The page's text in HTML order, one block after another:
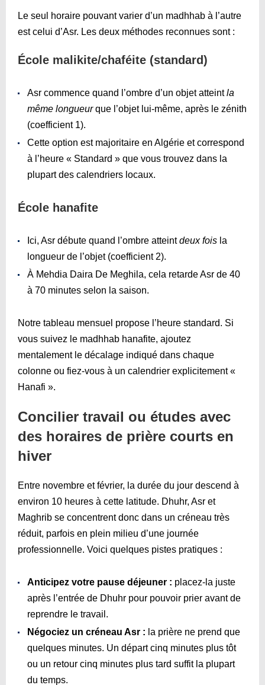
Le seul horaire pouvant varier d’un madhhab à l’autre
est celui d’Asr. Les deux méthodes reconnues sont :
École malikite/chaféite (standard)
Asr commence quand l’ombre d’un objet atteintla
même longueurque l’objet lui-même, après le zénith
(coefficient 1).
Cette option est majoritaire en Algérie et correspond
à l’heure « Standard » que vous trouvez dans la
plupart des calendriers locaux.
École hanafite
Ici, Asr débute quand l’ombre atteintdeux fois la
longueur de l’objet (coefficient 2).
À Mehdia Daira De Meghila, cela retarde Asr de 40
à 70 minutes selon la saison.
Notre tableau mensuel propose l’heure standard. Si
vous suivez le madhhab hanafite, ajoutez
mentalement le décalage indiqué dans chaque
colonne ou fiez-vous à un calendrier explicitement «
Hanafi ».
Concilier travail ou études avec
des horaires de prière courts en
hiver
Entre novembre et février, la durée du jour descend à
environ 10 heures à cette latitude. Dhuhr, Asr et
Maghrib se concentrent donc dans un créneau très
réduit, parfois en plein milieu d’une journée
professionnelle. Voici quelques pistes pratiques :
Anticipez votre pause déjeuner : placez-la juste
après l’entrée de Dhuhr pour pouvoir prier avant de
reprendre le travail.
Négociez un créneau Asr : la prière ne prend que
quelques minutes. Un départ cinq minutes plus tôt
ou un retour cinq minutes plus tard suffit la plupart
du temps.